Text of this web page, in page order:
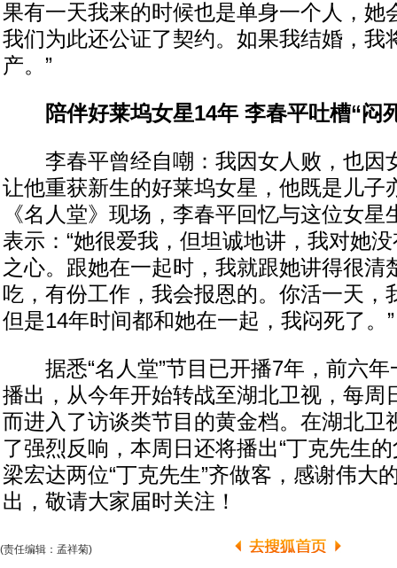
果有一天我来的时候也是单身一个人，她
我们为此还公证了契约。如果我结婚，我
产。”
陪伴好莱坞女星14年 李春平吐槽“闷
李春平曾经自嘲：我因女人败，也因
让他重获新生的好莱坞女星，他既是儿子
《名人堂》现场，李春平回忆与这位女星
表示：“她很爱我，但坦诚地讲，我对她
之心。跟她在一起时，我就跟她讲得很清
吃，有份工作，我会报恩的。你活一天，
但是14年时间都和她在一起，我闷死了。”
据悉“名人堂”节目已开播7年，前六年
播出，从今年开始转战至湖北卫视，每周
而进入了访谈类节目的黄金档。在湖北卫
了强烈反响，本周日还将播出“丁克先生
梁宏达两位“丁克先生”齐做客，感谢伟大
出，敬请大家届时关注！
(责任编辑：孟祥菊)